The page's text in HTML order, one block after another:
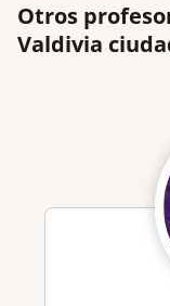
Otros
Valdivia